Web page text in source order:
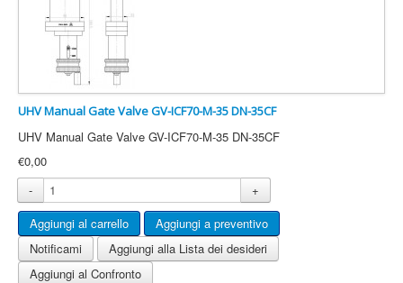
UHV Manual Gate Valve GV-ICF70-M-35 DN-35CF
UHV Manual Gate Valve GV-ICF70-M-35 DN-35CF
€0,00
-
+
Notificami
Aggiungi alla Lista dei desideri
Aggiungi al Confronto